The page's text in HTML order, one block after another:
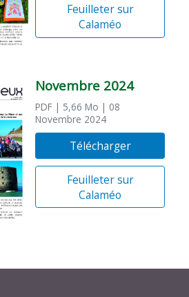
Feuilleter sur
Calaméo
Novembre 2024
PDF | 5,66 Mo | 08
Novembre 2024
Télécharger
Feuilleter sur
Calaméo